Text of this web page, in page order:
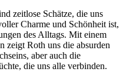
zeitlose Schätze, die uns
Charme und Schönheit ist,
des Alltags. Mit einem
zeigt Roth uns die absurden
aber auch die
die uns alle verbinden.